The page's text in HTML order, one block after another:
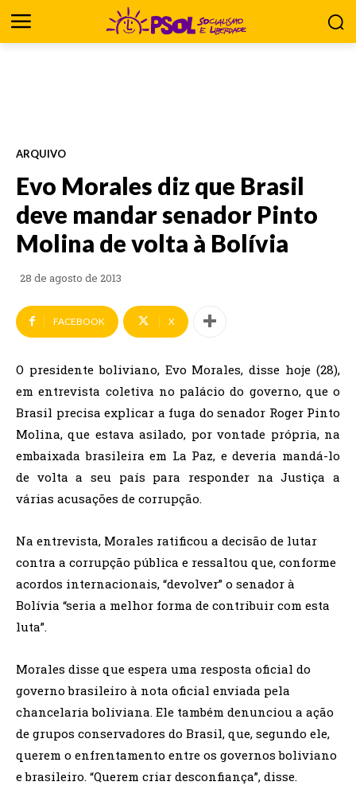
ARQUIVO
Evo Morales diz que Brasil
deve mandar senador Pinto
Molina de volta à Bolívia
28 de agosto de 2013
FACEBOOK X
O presidente boliviano, Evo Morales, disse hoje (28),
em entrevista coletiva no palácio do governo, que o
Brasil precisa explicar a fuga do senador Roger Pinto
Molina, que estava asilado, por vontade própria, na
embaixada brasileira em La Paz, e deveria mandá-lo
de volta a seu país para responder na Justiça a
várias acusações de corrupção.
Na entrevista, Morales ratificou a decisão de lutar
contra a corrupção pública e ressaltou que, conforme
acordos internacionais, “devolver” o senador à
Bolívia “seria a melhor forma de contribuir com esta
luta”.
Morales disse que espera uma resposta oficial do
governo brasileiro à nota oficial enviada pela
chancelaria boliviana. Ele também denunciou a ação
de grupos conservadores do Brasil, que, segundo ele,
querem o enfrentamento entre os governos boliviano
e brasileiro. “Querem criar desconfiança”, disse.